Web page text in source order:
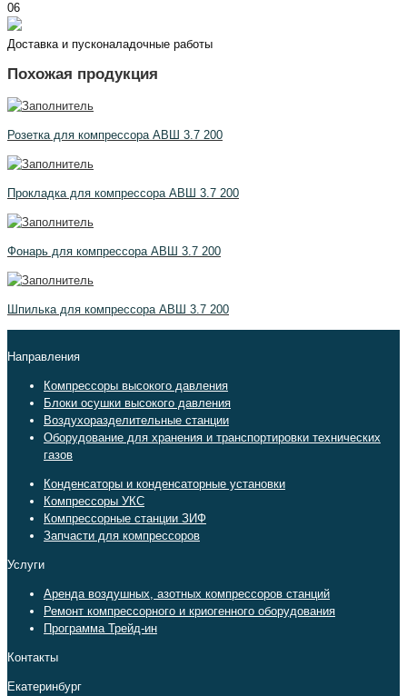
06
Доставка и пусконаладочные работы
Похожая продукция
Розетка для компрессора АВШ 3.7 200
Прокладка для компрессора АВШ 3.7 200
Фонарь для компрессора АВШ 3.7 200
Шпилька для компрессора АВШ 3.7 200
Направления
Компрессоры высокого давления
Блоки осушки высокого давления
Воздухоразделительные станции
Оборудование для хранения и транспортировки технических
газов
Конденсаторы и конденсаторные установки
Компрессоры УКС
Компрессорные станции ЗИФ
Запчасти для компрессоров
Услуги
Аренда воздушных, азотных компрессоров станций
Ремонт компрессорного и криогенного оборудования
Программа Трейд-ин
Контакты
Екатеринбург